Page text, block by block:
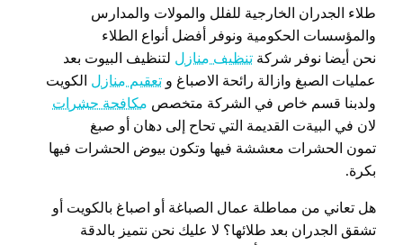
طلاء الجدران الخارجية للفلل والمولات والمدارس
والمؤسسات الحكومية ونوفر أفضل أنواع الطلاء
نحن أيضا نوفر شركة تنظيف منازل لتنظيف البيوت بعد
عمليات الصبغ وازالة رائحة الاصباغ و تعقيم منازل الكويت
ولدبنا قسم خاص في الشركة متخصص مكافحة حشرات
لان في البيةت القديمة التي تحاح إلى دهان أو صبغ
تمون الحشرات معششة فيها وتكون بيوض الحشرات فيها
بكرة.
هل تعاني من مماطلة عمال الصباغة أو اصباغ بالكويت أو
تشقق الجدران بعد طلائها؟ لا عليك نحن نتميز بالدقة